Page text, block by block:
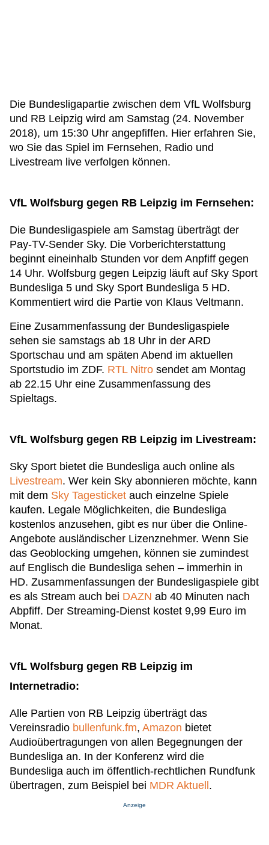
Die Bundesligapartie zwischen dem VfL Wolfsburg
und RB Leipzig wird am Samstag (24. November
2018), um 15:30 Uhr angepfiffen. Hier erfahren Sie,
wo Sie das Spiel im Fernsehen, Radio und
Livestream live verfolgen können.
VfL Wolfsburg gegen RB Leipzig im Fernsehen:
Die Bundesligaspiele am Samstag überträgt der
Pay-TV-Sender Sky. Die Vorberichterstattung
beginnt eineinhalb Stunden vor dem Anpfiff gegen
14 Uhr. Wolfsburg gegen Leipzig läuft auf Sky Sport
Bundesliga 5 und Sky Sport Bundesliga 5 HD.
Kommentiert wird die Partie von Klaus Veltmann.
Eine Zusammenfassung der Bundesligaspiele
sehen sie samstags ab 18 Uhr in der ARD
Sportschau und am späten Abend im aktuellen
Sportstudio im ZDF. RTL Nitro sendet am Montag
ab 22.15 Uhr eine Zusammenfassung des
Spieltags.
VfL Wolfsburg gegen RB Leipzig im Livestream:
Sky Sport bietet die Bundesliga auch online als
Livestream. Wer kein Sky abonnieren möchte, kann
mit dem Sky Tagesticket auch einzelne Spiele
kaufen. Legale Möglichkeiten, die Bundesliga
kostenlos anzusehen, gibt es nur über die Online-
Angebote ausländischer Lizenznehmer. Wenn Sie
das Geoblocking umgehen, können sie zumindest
auf Englisch die Bundesliga sehen – immerhin in
HD. Zusammenfassungen der Bundesligaspiele gibt
es als Stream auch bei DAZN ab 40 Minuten nach
Abpfiff. Der Streaming-Dienst kostet 9,99 Euro im
Monat.
VfL Wolfsburg gegen RB Leipzig im
Internetradio:
Alle Partien von RB Leipzig überträgt das
Vereinsradio bullenfunk.fm, Amazon bietet
Audioübertragungen von allen Begegnungen der
Bundesliga an. In der Konferenz wird die
Bundesliga auch im öffentlich-rechtlichen Rundfunk
übertragen, zum Beispiel bei MDR Aktuell .
Anzeige